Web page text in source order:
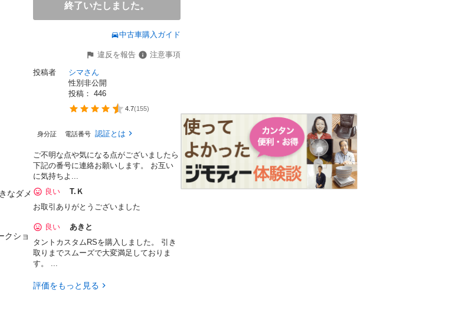
なダメ
クショ
終了いたしました。
中古車購入ガイド
違反を報告
注意事項
投稿者
シマさん
性別非公開
投稿： 446
4.7(155)
身分証 電話番号 認証とは
ご不明な点や気になる点がございましたら
下記の番号に連絡お願いします。 お互い
に気持ちよ...
良い
T.Ｋ
お取引ありがとうございました
良い
あきと
タントカスタムRSを購入しました。 引き
取りまでスムーズで大変満足しておりま
す。 ...
評価をもっと見る